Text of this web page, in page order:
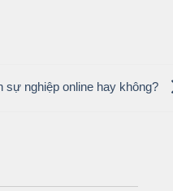
sự nghiệp online hay không?